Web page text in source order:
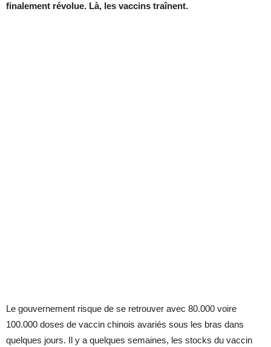
finalement révolue. Là, les vaccins traînent.
Le gouvernement risque de se retrouver avec 80.000 voire
100.000 doses de vaccin chinois avariés sous les bras dans
quelques jours. Il y a quelques semaines, les stocks du vaccin